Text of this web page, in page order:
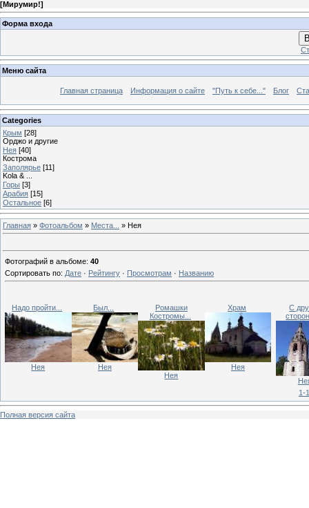
[Мирумир!]
Форма входа
Меню сайта
Главная страница Информация о сайте "Путь к себе..." Блог
Categories
Крым [28]
Орджо и другие
Нея [40]
Кострома
Заполярье [11]
Kola & ...
Горы [3]
Арабия [15]
Остальное [6]
Главная » Фотоальбом » Места... » Нея
Фотографий в альбоме: 40
Сортировать по: Дате · Рейтингу · Просмотрам · Названию
Надо пройти...
Нея
Был...
Нея
Ромашки
Костромы...
Нея
Храм
Нея
С
1-
Полная версия сайта